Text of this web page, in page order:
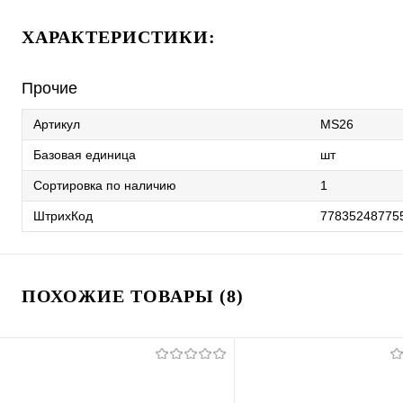
ХАРАКТЕРИСТИКИ:
Прочие
Артикул MS26
Базовая единица шт
Сортировка по наличию 1
ШтрихКод
ПОХОЖИЕ ТОВАРЫ (8)